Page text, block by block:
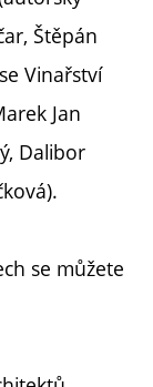
Štěpán
Vinařství
Jan
Dalibor
se můžete